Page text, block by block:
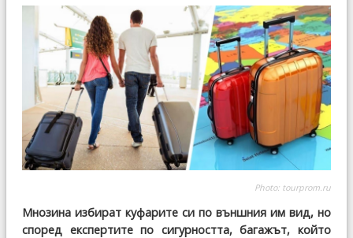
Photo: tourprom.ru
Мнозина избират куфарите си по външния им вид, но
според експертите по сигурността, багажът, който